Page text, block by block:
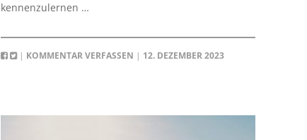
kennenzulernen …
| KOMMENTAR VERFASSEN | 12. DEZEMBER 2023